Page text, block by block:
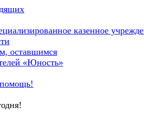
казенное
оставшимся
«Юность»